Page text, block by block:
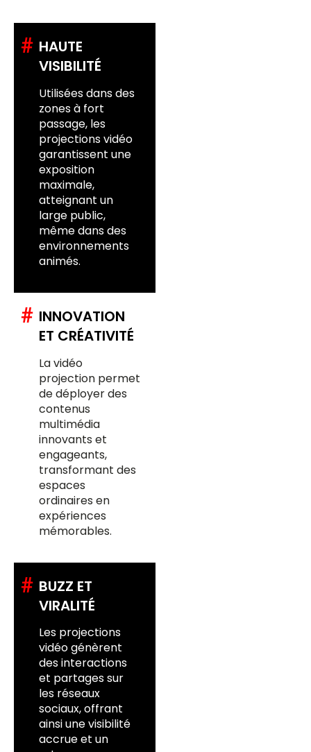
# HAUTE
VISIBILITÉ
Utilisées dans des
zones à fort
passage, les
projections vidéo
garantissent une
exposition
maximale,
atteignant un
large public,
même dans des
environnements
animés.
# INNOVATION
ET CRÉATIVITÉ
La vidéo
projection permet
de déployer des
contenus
multimédia
innovants et
engageants,
transformant des
espaces
ordinaires en
expériences
mémorables.
# BUZZ ET
VIRALITÉ
Les projections
vidéo génèrent
des interactions
et partages sur
les réseaux
sociaux, offrant
ainsi une visibilité
accrue et un